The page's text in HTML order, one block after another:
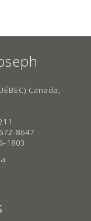
Canada,
8647
1803